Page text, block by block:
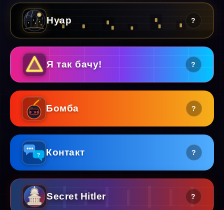
Нуар ?
Я так бачу! ?
0:00 Бомба ?
? Контакт ?
Secret Hitler ?